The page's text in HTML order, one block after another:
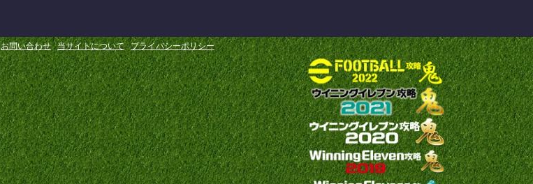
お問い合わせ 当サイトについて プライバシーポリシー